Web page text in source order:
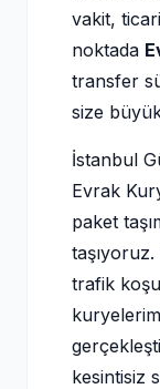
vakit,
noktada
transfer
size
İstanbul
Evrak
paket
trafik
kesintisiz